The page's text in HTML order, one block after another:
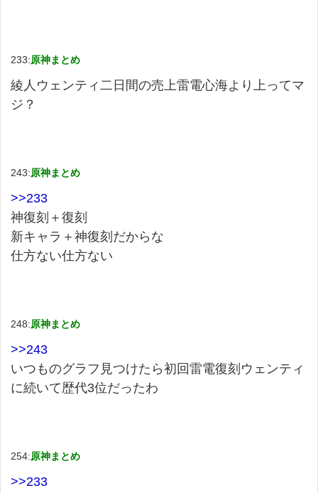
233:原神まとめ
綾人ウェンティ二日間の売上雷電心海より上ってマ
ジ？
243:原神まとめ
>>233
神復刻＋復刻
新キャラ＋神復刻だからな
仕方ない仕方ない
248:原神まとめ
>>243
いつものグラフ見つけたら初回雷電復刻ウェンティ
に続いて歴代3位だったわ
254:原神まとめ
>>233